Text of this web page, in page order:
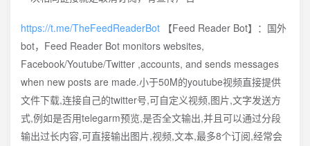
https://t.me/TheFeedReaderBot 【Feed Reader Bot】：国外
bot，Feed Reader Bot monitors websites,
Facebook/Youtube/Twitter ,accounts, and sends messages
when new posts are made.小于50M的youtube视频直接提供
文件下载,连接自己的twitter号,可自定义视频,图片,文字发送方
式,例如是否用telegarm预览,是否全文输出,并且可以通过分段
输出过长内容,可直接输出图片,视频,文本,最多8个订阅,经常会